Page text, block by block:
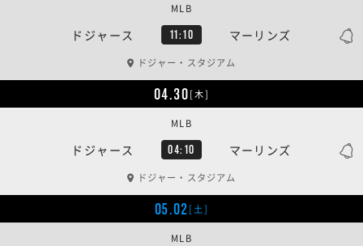
ドジャース 11:10 マーリンズ
MLB
ドジャー・スタジアム
04.30[木]
ドジャース 04:10 マーリンズ
MLB
ドジャー・スタジアム
05.02[土]
MLB